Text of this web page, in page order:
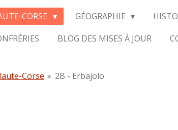
CORSE
GÉOGRAPHIE
BLOG DES MISES À JOUR
Corse » 2B - Erbajolo